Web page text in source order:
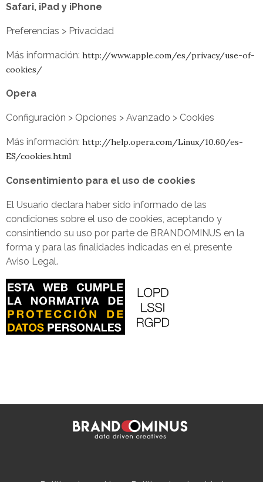
Safari, iPad y iPhone
Preferencias > Privacidad
Más información: http://www.apple.com/es/privacy/use-of-
cookies/
Opera
Configuración > Opciones > Avanzado > Cookies
Más información: http://help.opera.com/Linux/10.60/es-
ES/cookies.html
Consentimiento para el uso de cookies
El Usuario declara haber sido informado de las
condiciones sobre el uso de cookies, aceptando y
consintiendo su uso por parte de BRANDOMINUS en la
forma y para las finalidades indicadas en el presente
Aviso Legal.